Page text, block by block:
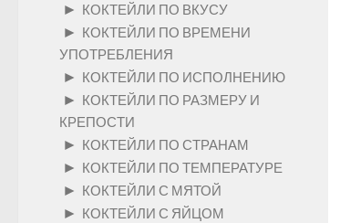
► КОКТЕЙЛИ ПО ВКУСУ
► КОКТЕЙЛИ ПО ВРЕМЕНИ
УПОТРЕБЛЕНИЯ
► КОКТЕЙЛИ ПО ИСПОЛНЕНИЮ
► КОКТЕЙЛИ ПО РАЗМЕРУ И
КРЕПОСТИ
► КОКТЕЙЛИ ПО СТРАНАМ
► КОКТЕЙЛИ ПО ТЕМПЕРАТУРЕ
► КОКТЕЙЛИ С МЯТОЙ
► КОКТЕЙЛИ С ЯЙЦОМ